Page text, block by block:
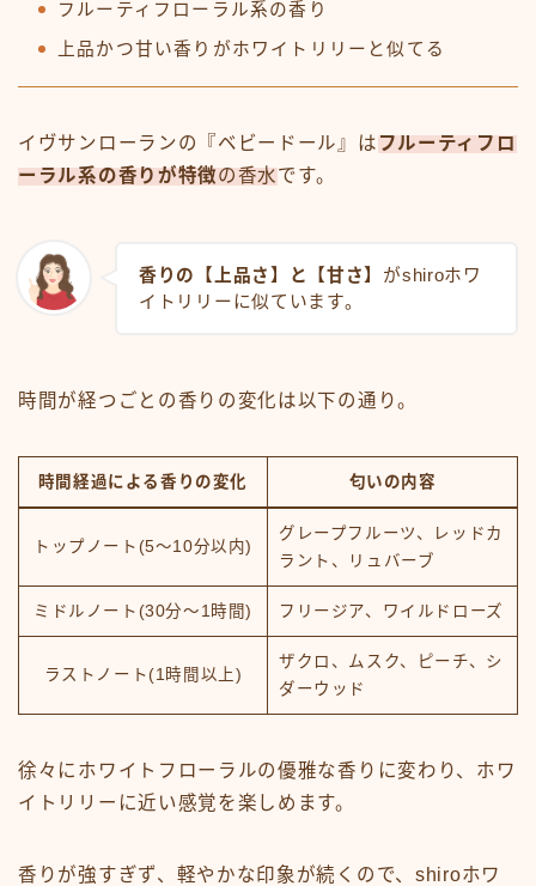
フルーティフローラル系の香り
上品かつ甘い香りがホワイトリリーと似てる
イヴサンローランの『ベビードール』は フルーティフロ
ーラル系の香りが特徴の香水です。
香りの【上品さ】と【甘さ】 がshiroホワ
イトリリーに似ています。
時間が経つごとの香りの変化は以下の通り。
時間経過による香りの変化 匂いの内容
トップノート(5～10分以内)
グレープフルーツ、レッドカ
ラント、リュバーブ
ミドルノート(30分～1時間) フリージア、ワイルドローズ
ラストノート(1時間以上)
ザクロ、ムスク、ピーチ、シ
ダーウッド
徐々にホワイトフローラルの優雅な香りに変わり、ホワ
イトリリーに近い感覚を楽しめます。
香りが強すぎず、軽やかな印象が続くので、shiroホワ